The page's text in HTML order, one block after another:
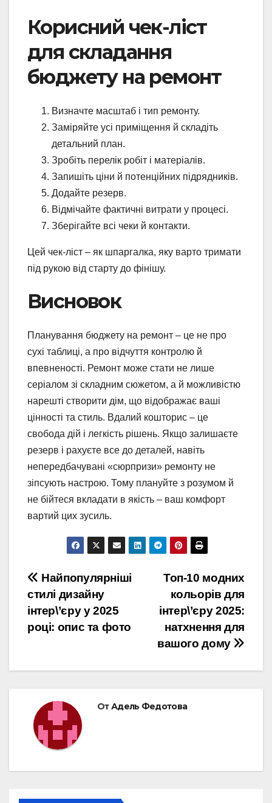
Корисний чек-ліст
для складання
бюджету на ремонт
Визначте масштаб і тип ремонту.
Заміряйте усі приміщення й складіть
детальний план.
Зробіть перелік робіт і матеріалів.
Запишіть ціни й потенційних підрядників.
Додайте резерв.
Відмічайте фактичні витрати у процесі.
Зберігайте всі чеки й контакти.
Цей чек-ліст – як шпаргалка, яку варто тримати
під рукою від старту до фінішу.
Висновок
Планування бюджету на ремонт – це не про
сухі таблиці, а про відчуття контролю й
впевненості. Ремонт може стати не лише
серіалом зі складним сюжетом, а й можливістю
нарешті створити дім, що відображає ваші
цінності та стиль. Вдалий кошторис – це
свобода дій і легкість рішень. Якщо залишаєте
резерв і рахуєте все до деталей, навіть
непередбачувані «сюрпризи» ремонту не
зіпсують настрою. Тому плануйте з розумом й
не бійтеся вкладати в якість – ваш комфорт
вартий цих зусиль.
Навигация
по
записям
Топ-10 модних
кольорів для
інтер\’єру 2025:
натхнення для
вашого дому
Найпопулярніші
стилі дизайну
інтер\’єру у 2025
році: опис та фото
ОтАдель Федотова